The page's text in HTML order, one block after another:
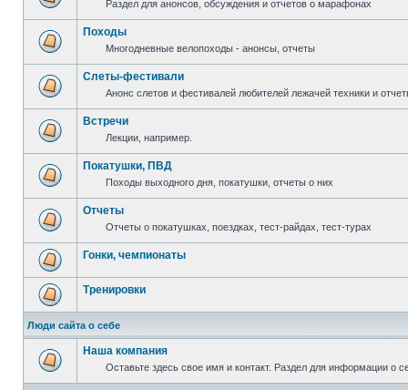
Раздел для анонсов, обсуждения и отчетов о марафонах
Походы
Многодневные велопоходы - анонсы, отчеты
Слеты-фестивали
Анонс слетов и фестивалей любителей лежачей техники и
Встречи
Лекции, например.
Покатушки, ПВД
Походы выходного дня, покатушки, отчеты о них
Отчеты
Отчеты о покатушках, поездках, тест-райдах, тест-турах
Гонки, чемпионаты
Тренировки
Люди сайта о себе
Наша компания
Оставьте здесь свое имя и контакт. Раздел для информации о